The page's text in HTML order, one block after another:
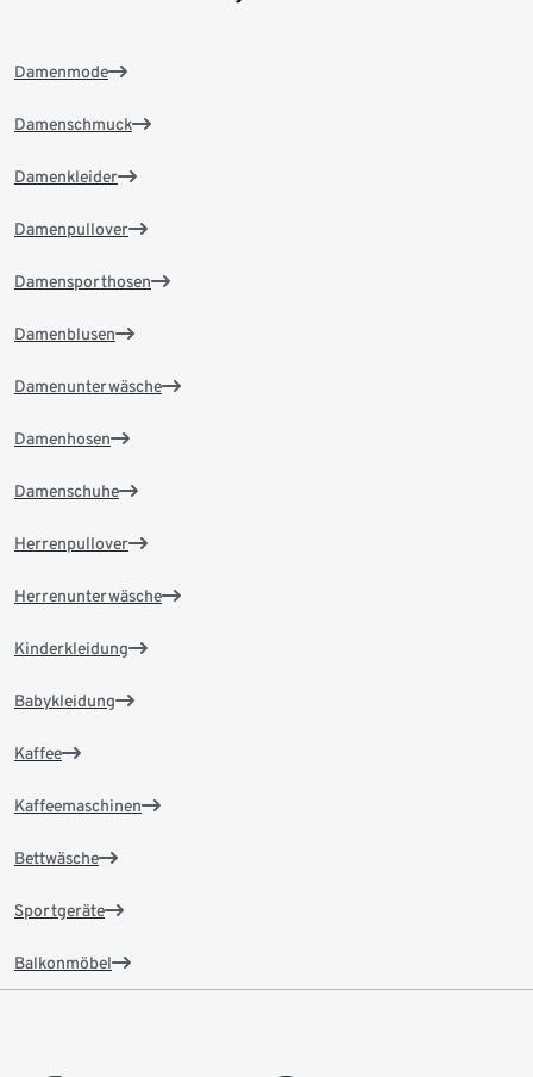
Damenmode
Damenschmuck
Damenkleider
Damenpullover
Damensporthosen
Damenblusen
Damenunterwäsche
Damenhosen
Damenschuhe
Herrenpullover
Herrenunterwäsche
Kinderkleidung
Babykleidung
Kaffee
Kaffeemaschinen
Bettwäsche
Sportgeräte
Balkonmöbel